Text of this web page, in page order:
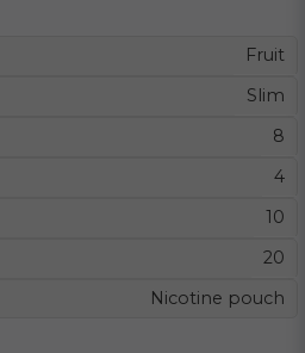
Fruit
Slim
8
4
10
20
Nicotine pouch